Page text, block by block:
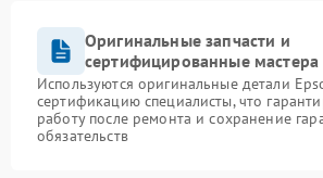
Оригинальные запчасти и
сертифицированные мастера
Используются оригинальные детали
сертификацию специалисты, что
работу после ремонта и сохранение
обязательств